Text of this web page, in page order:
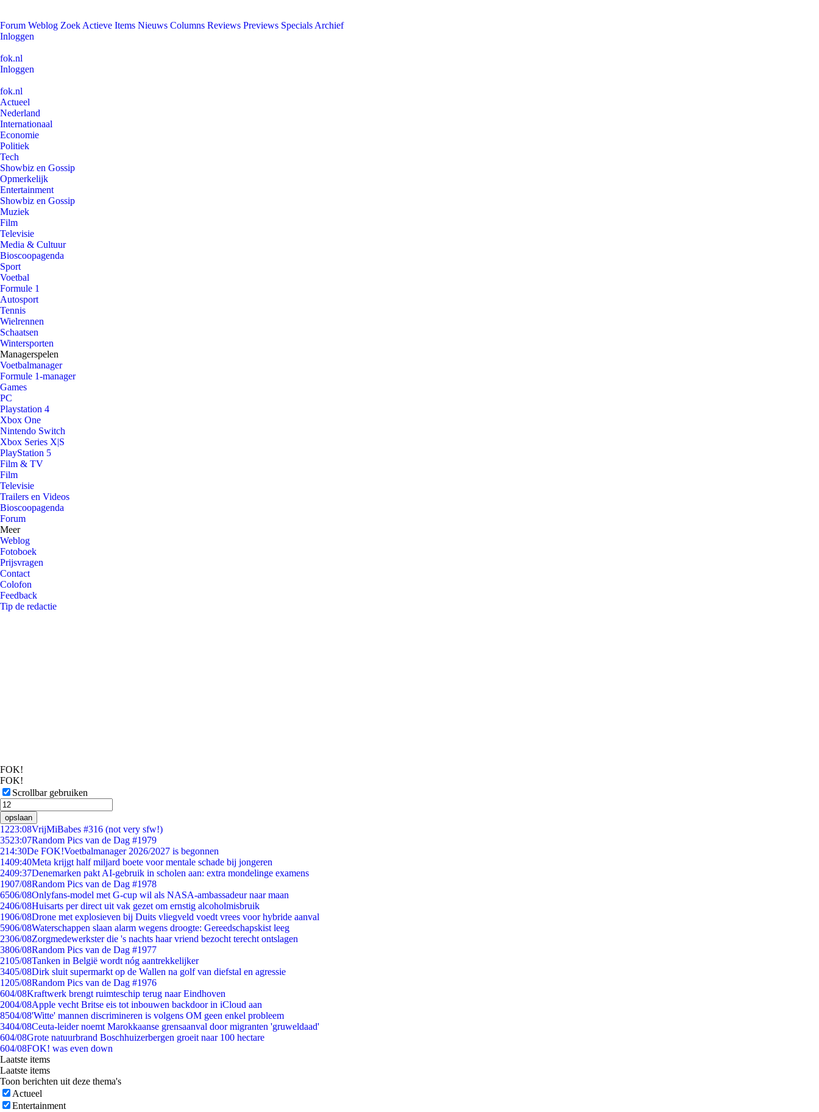
Forum Weblog Zoek Actieve Items Nieuws Columns Reviews Previews Specials Archief
Inloggen
fok.nl
Inloggen
fok.nl
Actueel
Nederland
Internationaal
Economie
Politiek
Tech
Showbiz en Gossip
Opmerkelijk
Entertainment
Showbiz en Gossip
Muziek
Film
Televisie
Media & Cultuur
Bioscoopagenda
Sport
Voetbal
Formule 1
Autosport
Tennis
Wielrennen
Schaatsen
Wintersporten
Managerspelen
Voetbalmanager
Formule 1-manager
Games
PC
Playstation 4
Xbox One
Nintendo Switch
Xbox Series X|S
PlayStation 5
Film & TV
Film
Televisie
Trailers en Videos
Bioscoopagenda
Forum
Meer
Weblog
Fotoboek
Prijsvragen
Contact
Colofon
Feedback
Tip de redactie
FOK!
FOK!
Scrollbar gebruiken
opslaan
1223:08VrijMiBabes #316 (not very sfw!)
3523:07Random Pics van de Dag #1979
214:30De FOK!Voetbalmanager 2026/2027 is begonnen
1409:40Meta krijgt half miljard boete voor mentale schade bij jongeren
2409:37Denemarken pakt AI-gebruik in scholen aan: extra mondelinge examens
1907/08Random Pics van de Dag #1978
6506/08Onlyfans-model met G-cup wil als NASA-ambassadeur naar maan
2406/08Huisarts per direct uit vak gezet om ernstig alcoholmisbruik
1906/08Drone met explosieven bij Duits vliegveld voedt vrees voor hybride aanval
5906/08Waterschappen slaan alarm wegens droogte: Gereedschapskist leeg
2306/08Zorgmedewerkster die 's nachts haar vriend bezocht terecht ontslagen
3806/08Random Pics van de Dag #1977
2105/08Tanken in België wordt nóg aantrekkelijker
3405/08Dirk sluit supermarkt op de Wallen na golf van diefstal en agressie
1205/08Random Pics van de Dag #1976
604/08Kraftwerk brengt ruimteschip terug naar Eindhoven
2004/08Apple vecht Britse eis tot inbouwen backdoor in iCloud aan
8504/08'Witte' mannen discrimineren is volgens OM geen enkel probleem
3404/08Ceuta-leider noemt Marokkaanse grensaanval door migranten 'gruweldaad'
604/08Grote natuurbrand Boschhuizerbergen groeit naar 100 hectare
604/08FOK! was even down
Laatste items
Laatste items
Toon berichten uit deze thema's
Actueel
Entertainment